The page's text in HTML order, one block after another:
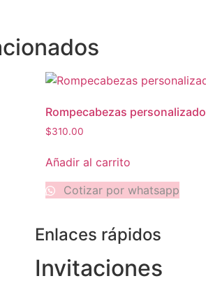
Rompecabezas personalizado
$310.00
Añadir al carrito
Cotizar por whatsapp
Enlaces rápidos
Invitaciones